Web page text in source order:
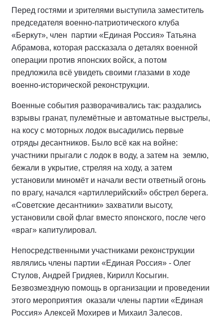
Перед гостями и зрителями выступила заместитель
председателя военно-патриотического клуба
«Беркут», член партии «Единая Россия» Татьяна
Абрамова, которая рассказала о деталях военной
операции против японских войск, а потом
предложила всё увидеть своими глазами в ходе
военно-исторической реконструкции.
Военные события разворачивались так: раздались
взрывы гранат, пулемётные и автоматные выстрелы,
на косу с моторных лодок высадились первые
отряды десантников. Было всё как на войне:
участники прыгали с лодок в воду, а затем на землю,
бежали в укрытие, стреляя на ходу, а затем
установили миномёт и начали вести ответный огонь
по врагу, начался «артиллерийский» обстрел берега.
«Советские десантники» захватили высоту,
установили свой флаг вместо японского, после чего
«враг» капитулировал.
Непосредственными участниками реконструкции
являлись члены партии «Единая Россия» - Олег
Стулов, Андрей Гридяев, Кирилл Косыгин.
Безвозмездную помощь в организации и проведении
этого мероприятия оказали члены партии «Единая
Россия» Алексей Мохирев и Михаил Залесов.